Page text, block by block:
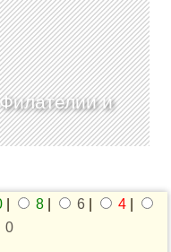
и
8 6 4
0